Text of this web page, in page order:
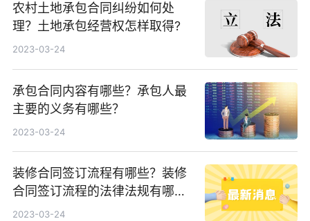
农村土地承包合同纠纷如何处
理？土地承包经营权怎样取得?
2023-03-24
承包合同内容有哪些？承包人最
主要的义务有哪些？
2023-03-24
装修合同签订流程有哪些？装修
合同签订流程的法律法规有哪
些？
2023-03-24